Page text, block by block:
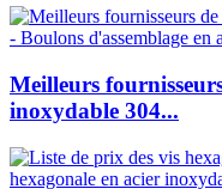
Meilleurs
inoxydable 304...